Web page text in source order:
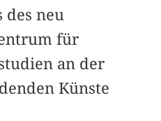
des neu
für
an der
Künste